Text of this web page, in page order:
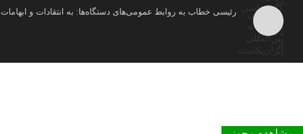
رئیسی خطاب به روابط عمومی‌های دستگاه‌ها: به انتقادات و